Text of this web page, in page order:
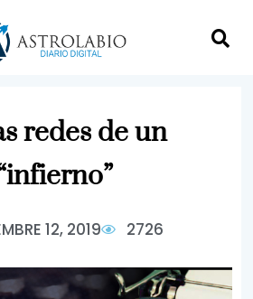
redes de un
12, 2019 2726